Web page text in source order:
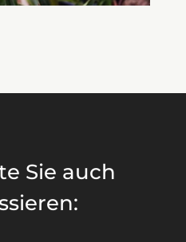
Sie auch